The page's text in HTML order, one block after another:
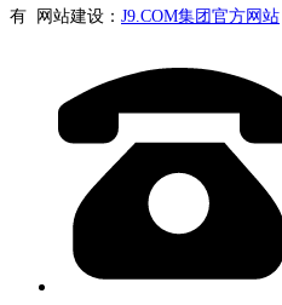
有 网站建设： J9.COM集团官方网站